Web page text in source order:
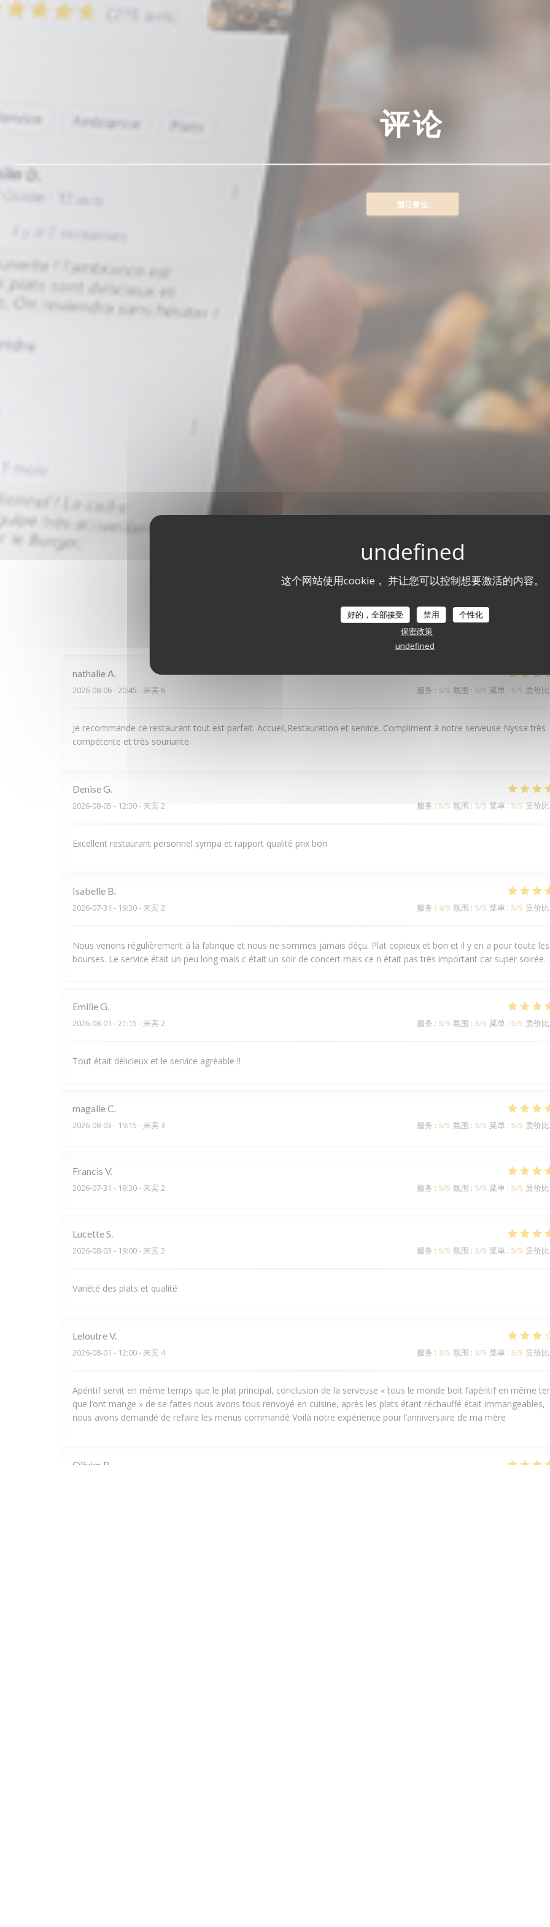
这个网站使用cookie， 并让您可以控制想要激活的内容。
好的，全部接受 禁用
个性化
保密政策
undefined
评论
预订餐位
我们的顾客评分
nathalieA
2026-08-06- 20:45 - 来宾 6 服务 : 5/5 氛围 : 5/5 菜单 : 5/5 质价比
Je recommande ce restaurant tout est parfait. Accueil,Restauration et service. Compliment à notre serveuse Nyssa très
compétente et très souriante.
DeniseG
2026-08-05 - 12:30 - 来宾 2 服务 : 5/5 氛围 : 5/5 菜单 : 5/5 质价比
Excellent restaurant personnel sympa et rapport qualité prix bon
Isabelle B
2026-07-31 - 19:30 - 来宾 2 服务 : 4/5 氛围 : 5/5 菜单 : 5/5 质价比
Nous venons régulièrement à la fabrique et nous ne sommes jamais déçu. Plat copieux et bon et il y en a pour toute les
bourses. Le service était un peu long mais c était un soir de concert mais ce n était pas très important car super soirée.
EmilieG
2026-08-01 - 21:15 - 来宾 2 服务 : 5/5 氛围 : 5/5 菜单 : 5/5 质价比
Tout était délicieux et le service agréable !!
magalieC
2026-08-03 - 19:15 - 来宾 3 服务 : 5/5 氛围 : 5/5 菜单 : 5/5 质价比
Francis V
2026-07-31 - 19:30 - 来宾 2 服务 : 5/5 氛围 : 5/5 菜单 : 5/5 质价比
LucetteS
2026-08-03 - 19:00 - 来宾 2 服务 : 5/5 氛围 : 5/5 菜单 : 5/5 质价比
Variété des plats et qualité
LeloutreV
2026-08-01 - 12:00 - 来宾 4 服务 : 3/5 氛围 : 3/5 菜单 : 5/5 质价比
Apéritif servit en même temps que le plat principal, conclusion de la serveuse « tous le monde boit l’apéritif en même
que l’ont mange » de se faites nous avons tous renvoyé en cuisine, après les plats étant réchauffé était immangeables,
nous avons demandé de refaire les menus commandé Voilà notre expérience pour l’anniversaire de ma mère
Olivier B